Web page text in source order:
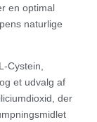
en optimal
naturlige
Cystein,
et udvalg af
der